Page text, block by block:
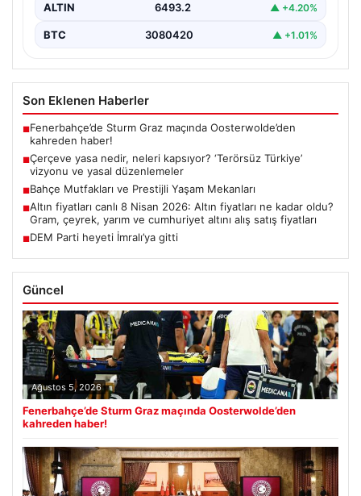
ALTIN 6493.2 ▲ +4.20%
BTC 3080420 ▲ +1.01%
Son Eklenen Haberler
■Fenerbahçe’de Sturm Graz maçında Oosterwolde’den
kahreden haber!
■Çerçeve yasa nedir, neleri kapsıyor? ‘Terörsüz Türkiye’
vizyonu ve yasal düzenlemeler
■Bahçe Mutfakları ve Prestijli Yaşam Mekanları
■Altın fiyatları canlı 8 Nisan 2026: Altın fiyatları ne kadar oldu?
Gram, çeyrek, yarım ve cumhuriyet altını alış satış fiyatları
■DEM Parti heyeti İmralı’ya gitti
Güncel
Ağustos 5, 2026
Fenerbahçe’de Sturm Graz maçında Oosterwolde’den
kahreden haber!